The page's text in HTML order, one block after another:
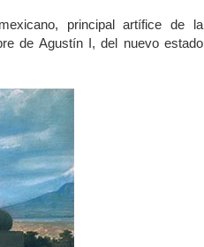
principal artífice de la
de Agustín I, del nuevo estado